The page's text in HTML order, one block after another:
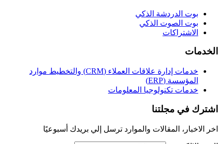
بوت الدردشة الذكي
بوت الصوت الذكي
الاشتراكات
الخدمات
خدمات إدارة علاقات العملاء (CRM) والتخطيط موارد
المؤسسة (ERP)
خدمات تكنولوجيا المعلومات
اشترك في مجلتنا
اخر الاخبار، المقالات والموارد ترسل إلي بريدك أسبوعيًا